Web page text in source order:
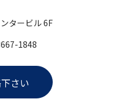
タービル 6F
1848
さい